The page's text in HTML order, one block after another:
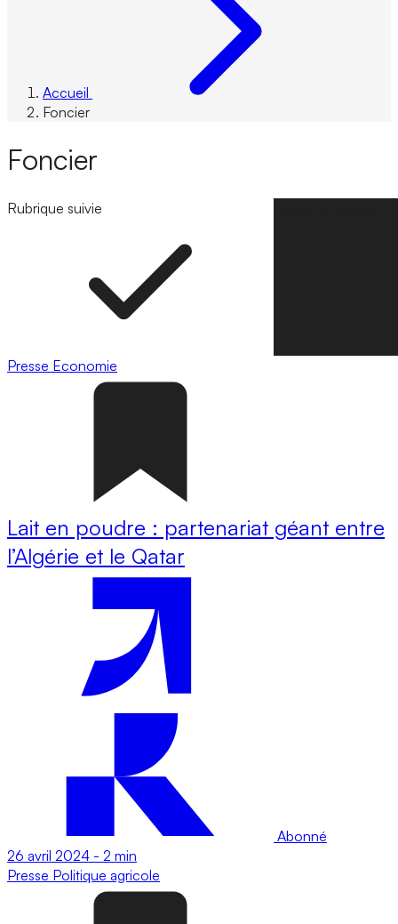
Accueil
Foncier
Foncier
Rubrique suivie
Presse Economie
Lait en poudre : partenariat géant entre
l’Algérie et le Qatar
Abonné
26 avril 2024 - 2 min
Presse Politique agricole